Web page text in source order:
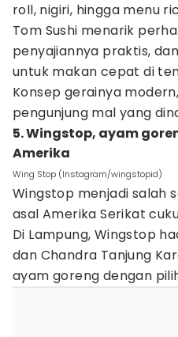
roll, nigiri, hingga menu
Tom Sushi menarik
penyajiannya praktis,
untuk makan cepat di
Konsep gerainya
pengunjung mal yang
5. Wingstop, ayam
Amerika
Wing Stop (Instagram/wingstopid)
Wingstop menjadi salah
asal Amerika Serikat
Di Lampung, Wingstop
dan Chandra Tanjung
ayam goreng dengan